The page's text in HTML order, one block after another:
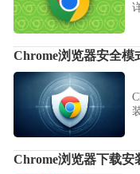
Chrome浏览器下载